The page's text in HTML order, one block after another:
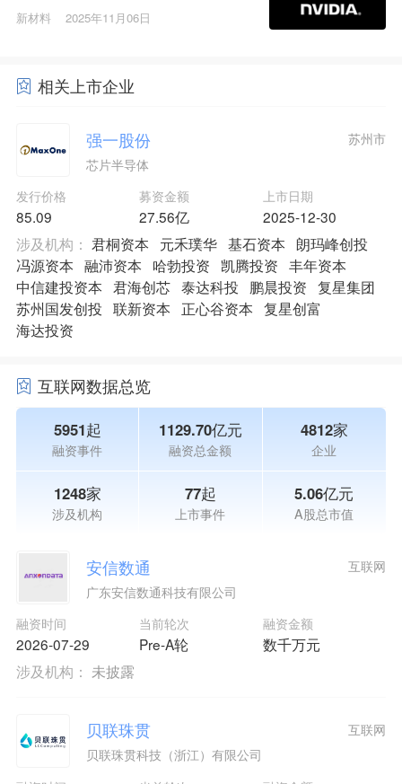
新材料 2025年11月06日
相关上市企业
强一股份
芯片半导体
苏州市
发行价格
85.09
募资金额
27.56亿
上市日期
2025-12-30
涉及机构： 君桐资本 元禾璞华 基石资本 朗玛峰创投
冯源资本 融沛资本 哈勃投资 凯腾投资 丰年资本
中信建投资本 君海创芯 泰达科投 鹏晨投资 复星集团
苏州国发创投 联新资本 正心谷资本 复星创富
海达投资
互联网数据总览
5951起
融资事件
1129.70亿元
融资总金额
4812家
企业
1248家
涉及机构
77起
上市事件
5.06亿元
A股总市值
安信数通
广东安信数通科技有限公司
融资时间
2026-07-29
当前轮次
Pre-A轮
融资金额
数千万元
互联网
涉及机构： 未披露
贝联珠贯
贝联珠贯科技（浙江）有限公司
互联网